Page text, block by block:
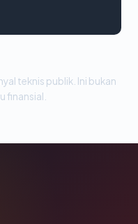
teknis publik. Ini bukan
finansial.